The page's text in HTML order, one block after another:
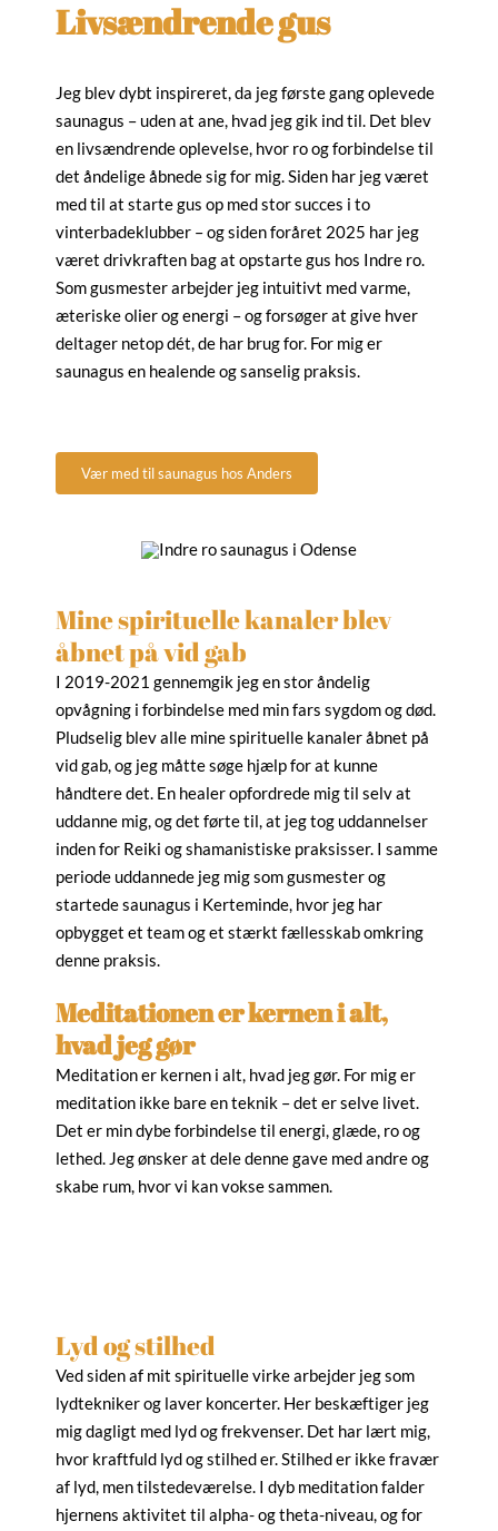
Livsændrende gus
Jeg blev dybt inspireret, da jeg første gang oplevede
saunagus – uden at ane, hvad jeg gik ind til. Det blev
en livsændrende oplevelse, hvor ro og forbindelse til
det åndelige åbnede sig for mig. Siden har jeg været
med til at starte gus op med stor succes i to
vinterbadeklubber – og siden foråret 2025 har jeg
været drivkraften bag at opstarte gus hos Indre ro.
Som gusmester arbejder jeg intuitivt med varme,
æteriske olier og energi – og forsøger at give hver
deltager netop dét, de har brug for. For mig er
saunagus en healende og sanselig praksis.
Vær med til saunagus hos Anders
Mine spirituelle kanaler blev
åbnet på vid gab
I 2019-2021 gennemgik jeg en stor åndelig
opvågning i forbindelse med min fars sygdom og død.
Pludselig blev alle mine spirituelle kanaler åbnet på
vid gab, og jeg måtte søge hjælp for at kunne
håndtere det. En healer opfordrede mig til selv at
uddanne mig, og det førte til, at jeg tog uddannelser
inden for Reiki og shamanistiske praksisser. I samme
periode uddannede jeg mig som gusmester og
startede saunagus i Kerteminde, hvor jeg har
opbygget et team og et stærkt fællesskab omkring
denne praksis.
Meditationen er kernen i alt,
hvad jeg gør
Meditation er kernen i alt, hvad jeg gør. For mig er
meditation ikke bare en teknik – det er selve livet.
Det er min dybe forbindelse til energi, glæde, ro og
lethed. Jeg ønsker at dele denne gave med andre og
skabe rum, hvor vi kan vokse sammen.
Lyd og stilhed
Ved siden af mit spirituelle virke arbejder jeg som
lydtekniker og laver koncerter. Her beskæftiger jeg
mig dagligt med lyd og frekvenser. Det har lært mig,
hvor kraftfuld lyd og stilhed er. Stilhed er ikke fravær
af lyd, men tilstedeværelse. I dyb meditation falder
hjernens aktivitet til alpha- og theta-niveau, og for